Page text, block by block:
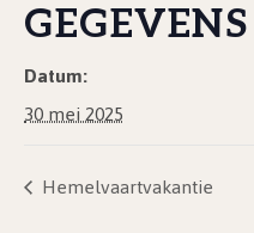
GEGEVENS
Datum:
30 mei 2025
Hemelvaartvakantie